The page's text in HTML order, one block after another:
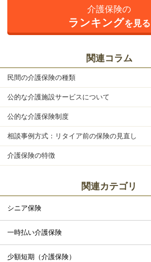
介護保険の
ランキングを見る
関連コラム
民間の介護保険の種類
公的な介護施設サービスについて
公的な介護保険制度
相談事例方式：リタイア前の保険の見直し
介護保険の特徴
関連カテゴリ
シニア保険
一時払い介護保険
少額短期（介護保険）